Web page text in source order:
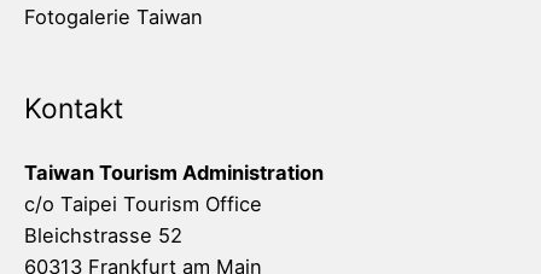
Fotogalerie Taiwan
Kontakt
Taiwan Tourism Administration
c/o Taipei Tourism Office
Bleichstrasse 52
60313 Frankfurt am Main